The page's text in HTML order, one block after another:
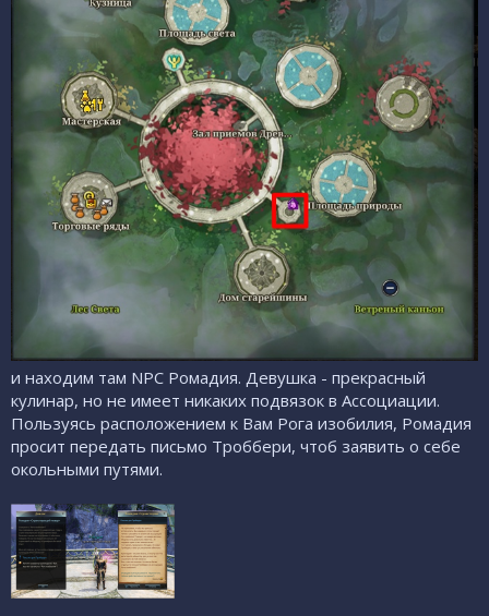
и находим там NPC Ромадия. Девушка - прекрасный
кулинар, но не имеет никаких подвязок в Ассоциации.
Пользуясь расположением к Вам Рога изобилия, Ромадия
просит передать письмо Троббери, чтоб заявить о себе
окольными путями.